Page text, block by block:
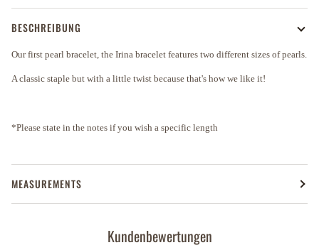
BESCHREIBUNG
Our first pearl bracelet, the Irina bracelet features two different sizes of pearls.
A classic staple but with a little twist because that's how we like it!
*Please state in the notes if you wish a specific length
MEASUREMENTS
Kundenbewertungen